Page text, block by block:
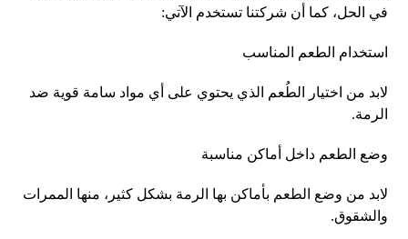
في الحل، كما أن شركتنا تستخدم الآتي:
استخدام الطعم المناسب
لابد من اختيار الطُعم الذي يحتوي على أي مواد سامة قوية ضد
الرمة.
وضع الطعم داخل أماكن مناسبة
لابد من وضع الطعم بأماكن بها الرمة بشكل كثير، منها الممرات
والشقوق.